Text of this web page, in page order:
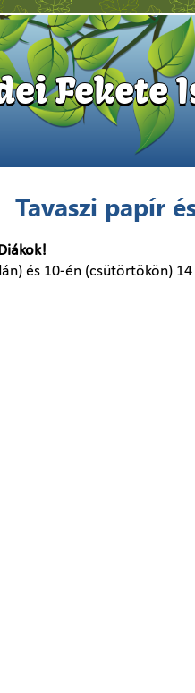
Fekete
Tavaszi papír
és 10-én (csütörtökön)